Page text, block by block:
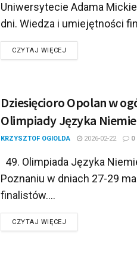
Uniwersytecie Adama
dni. Wiedza i umiejętności
CZYTAJ WIĘCEJ
Dziesięcioro Opolan w
Olimpiady Języka
KRZYSZTOF OGIOLDA 2026-02-22 0
49. Olimpiada Języka
Poznaniu w dniach 27-29
finalistów....
CZYTAJ WIĘCEJ